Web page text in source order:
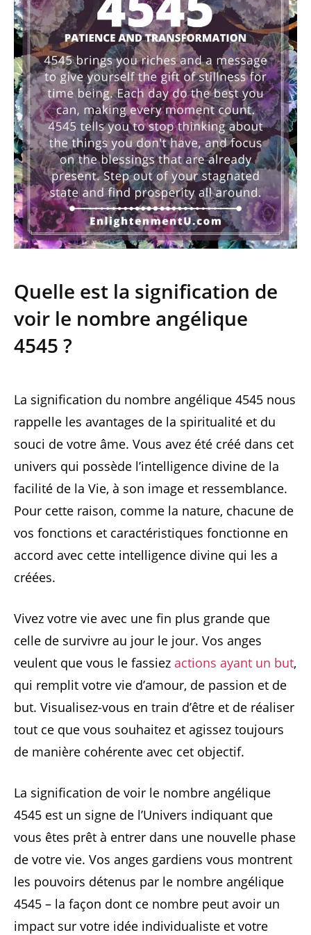
Quelle est la signification de
voir le nombre angélique
4545 ?
La signification du nombre angélique 4545 nous
rappelle les avantages de la spiritualité et du
souci de votre âme. Vous avez été créé dans cet
univers qui possède l’intelligence divine de la
facilité de la Vie, à son image et ressemblance.
Pour cette raison, comme la nature, chacune de
vos fonctions et caractéristiques fonctionne en
accord avec cette intelligence divine qui les a
créées.
Vivez votre vie avec une fin plus grande que
celle de survivre au jour le jour. Vos anges
veulent que vous le fassiez actions ayant un but,
qui remplit votre vie d’amour, de passion et de
but. Visualisez-vous en train d’être et de réaliser
tout ce que vous souhaitez et agissez toujours
de manière cohérente avec cet objectif.
La signification de voir le nombre angélique
4545 est un signe de l’Univers indiquant que
vous êtes prêt à entrer dans une nouvelle phase
de votre vie. Vos anges gardiens vous montrent
les pouvoirs détenus par le nombre angélique
4545 – la façon dont ce nombre peut avoir un
impact sur votre idée individualiste et votre